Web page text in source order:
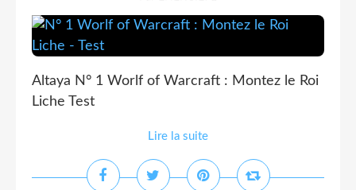
Altaya N° 1 Worlf of Warcraft : Montez le Roi
Liche Test
Lire la suite